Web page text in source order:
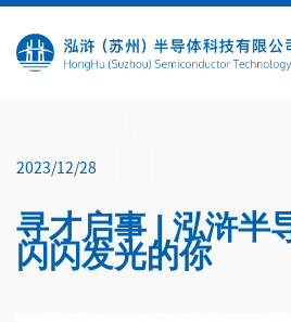
Skip
content
2023/12/28
寻才启事 | 泓浒
闪闪发光的你